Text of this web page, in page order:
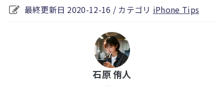
最終更新日 2020-12-16 / カテゴリ iPhone Tips
石原 侑人